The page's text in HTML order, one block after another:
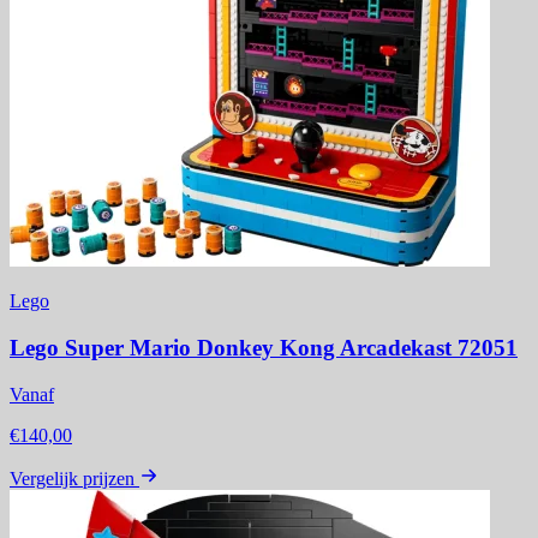
Lego
Lego Super Mario Donkey Kong Arcadekast 72051
Vanaf
€140,00
Vergelijk prijzen